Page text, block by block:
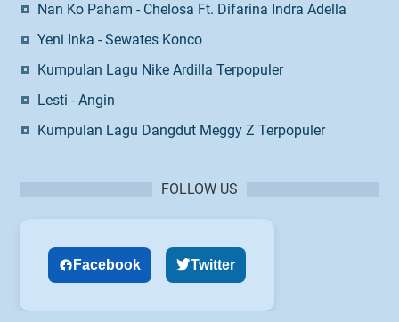
Nan Ko Paham - Chelosa Ft. Difarina Indra Adella
Yeni Inka - Sewates Konco
Kumpulan Lagu Nike Ardilla Terpopuler
Lesti - Angin
Kumpulan Lagu Dangdut Meggy Z Terpopuler
FOLLOW US
Facebook Twitter